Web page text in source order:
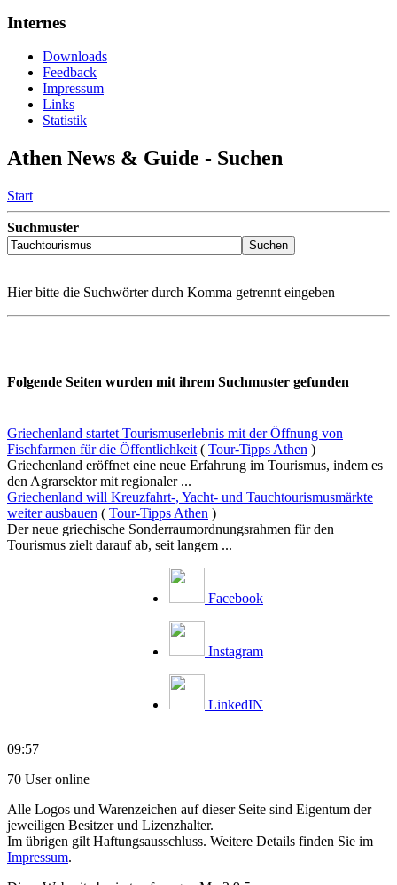
Internes
Downloads
Feedback
Impressum
Links
Statistik
Athen News & Guide - Suchen
Start
Suchmuster
Hier bitte die Suchwörter durch Komma getrennt eingeben
Folgende Seiten wurden mit ihrem Suchmuster gefunden
Griechenland startet Tourismuserlebnis mit der Öffnung von
Fischfarmen für die Öffentlichkeit ( Tour-Tipps Athen )
Griechenland eröffnet eine neue Erfahrung im Tourismus, indem es
den Agrarsektor mit regionaler ...
Griechenland will Kreuzfahrt-, Yacht- und Tauchtourismusmärkte
weiter ausbauen ( Tour-Tipps Athen )
Der neue griechische Sonderraumordnungsrahmen für den
Tourismus zielt darauf ab, seit langem ...
Facebook
Instagram
LinkedIN
09:57
70 User online
Alle Logos und Warenzeichen auf dieser Seite sind Eigentum der
jeweiligen Besitzer und Lizenzhalter.
Im übrigen gilt Haftungsausschluss. Weitere Details finden Sie im
Impressum.